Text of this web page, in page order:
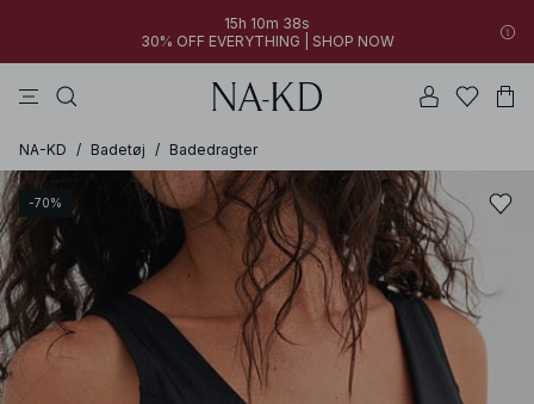
15h 10m 38s
30% OFF EVERYTHING | SHOP NOW
NA-KD / Badetøj / Badedragter
-70%